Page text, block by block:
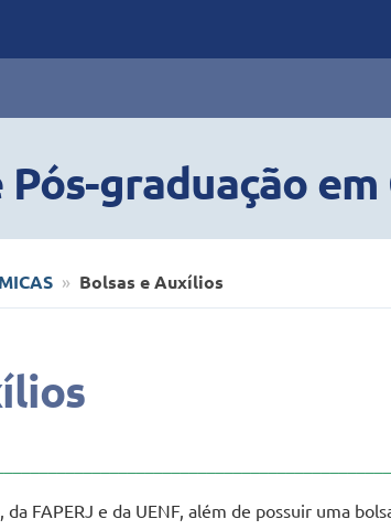
graduação
Bolsas e Auxílios
da FAPERJ e da UENF, além de possuir uma